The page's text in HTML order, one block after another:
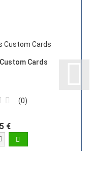
Cards
0
€